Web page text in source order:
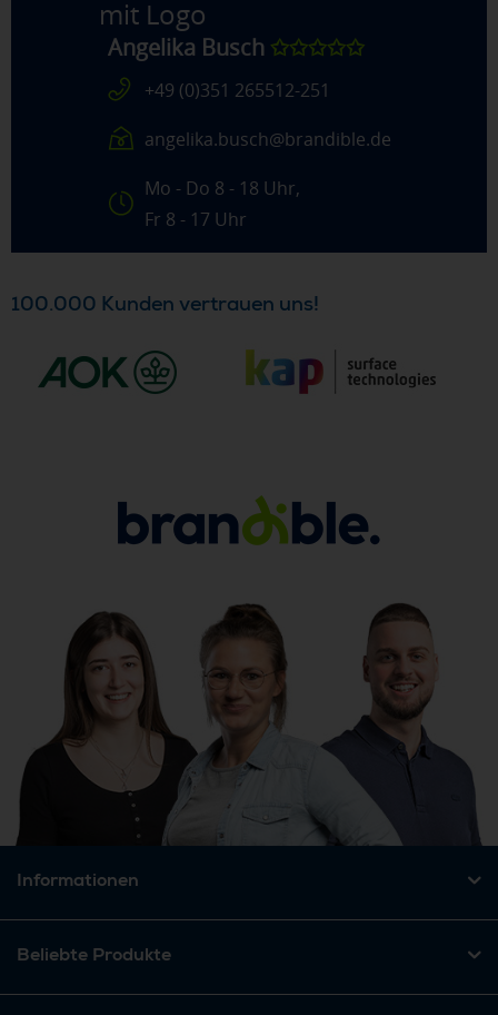
mit Logo
Angelika Busch ✩✩✩✩✩
+49 (0)351 265512-251
angelika.busch@brandible.de
Mo - Do 8 - 18 Uhr,
Fr 8 - 17 Uhr
100.000 Kunden vertrauen uns!
Informationen
Beliebte Produkte